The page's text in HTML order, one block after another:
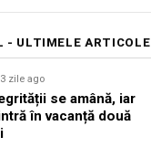
- ULTIMELE ARTICOLE
3 zile ago
se amână, iar
în vacanță două